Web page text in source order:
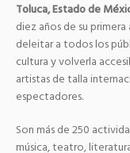
Toluca, Estado de
diez años de su
deleitar a todos los
cultura y volverla
artistas de talla
espectadores.
Son más de 250
música, teatro,